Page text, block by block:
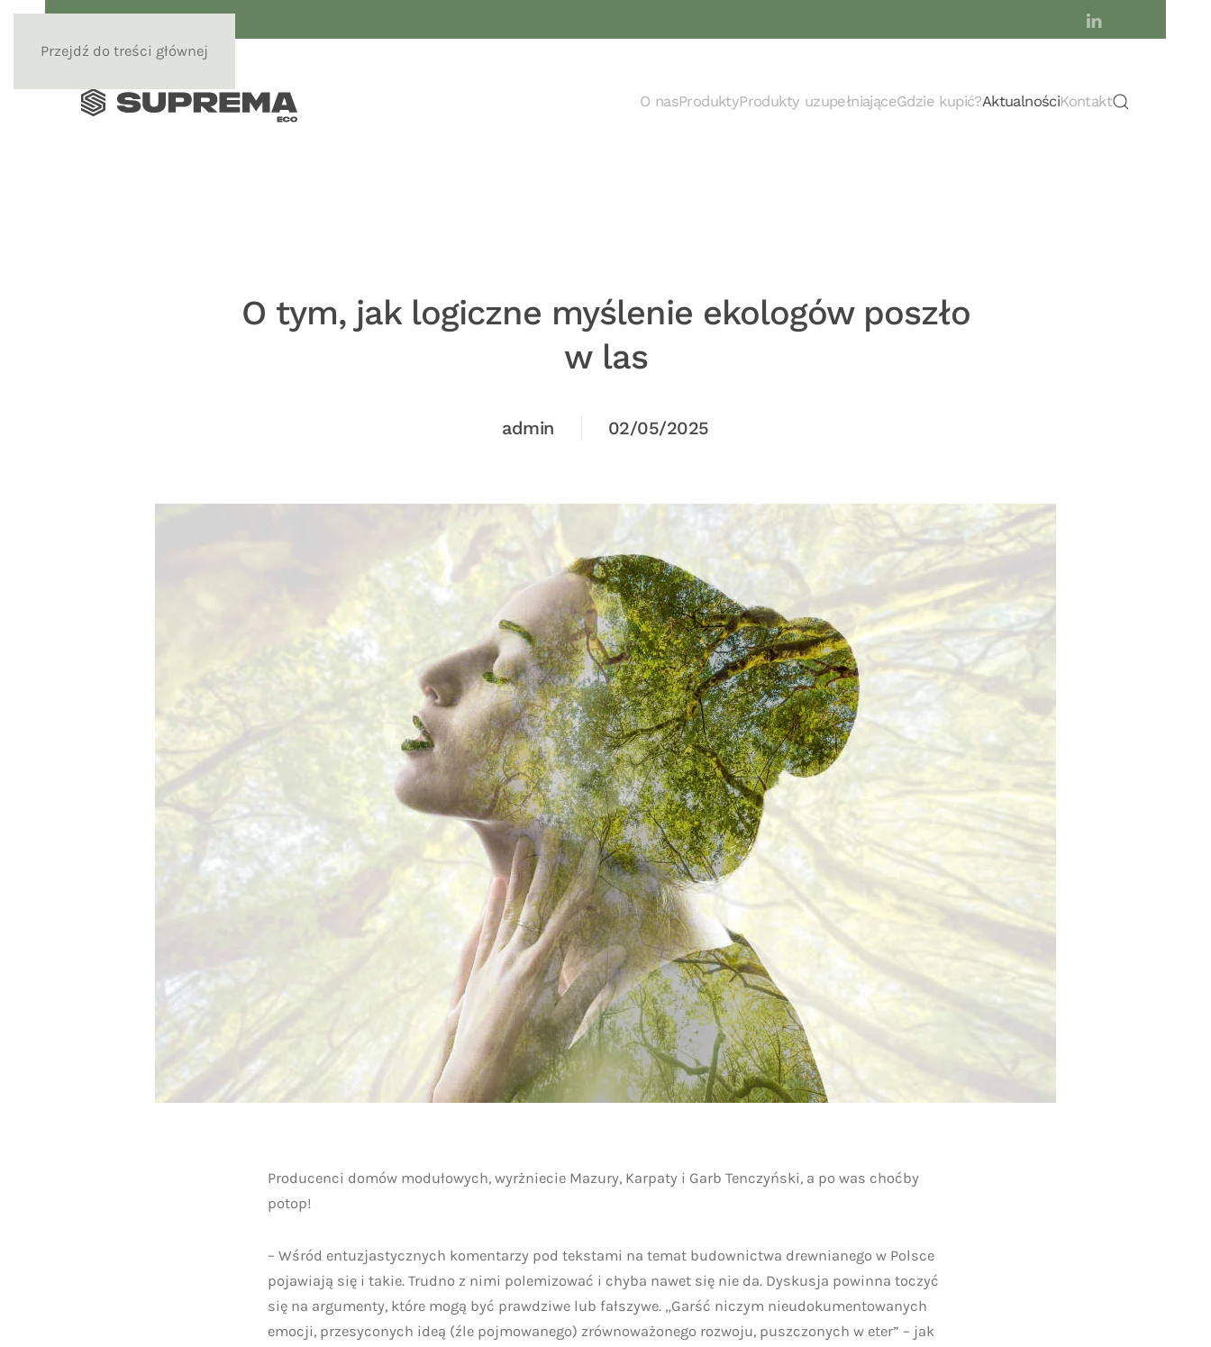
Przejdź do treści głównej
O nasProduktyProdukty uzupełniająceGdzie kupić?AktualnościKontakt
O tym, jak logiczne myślenie ekologów poszło
w las
admin 02/05/2025
Producenci domów modułowych, wyrżniecie Mazury, Karpaty i Garb Tenczyński, a po was choćby
potop!
– Wśród entuzjastycznych komentarzy pod tekstami na temat budownictwa drewnianego w Polsce
pojawiają się i takie. Trudno z nimi polemizować i chyba nawet się nie da. Dyskusja powinna toczyć
się na argumenty, które mogą być prawdziwe lub fałszywe. „Garść niczym nieudokumentowanych
emocji, przesyconych ideą (źle pojmowanego) zrównoważonego rozwoju, puszczonych w eter” – jak